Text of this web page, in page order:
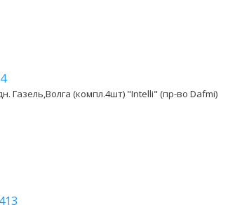
Газель,Волга (компл.4шт) "Intelli" (пр-во Dafmi)